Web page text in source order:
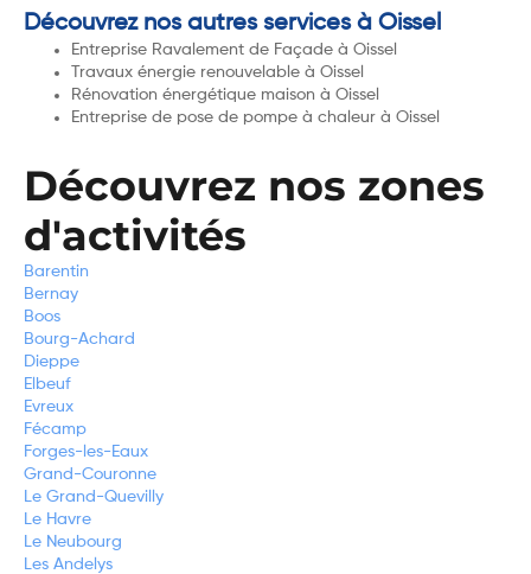
Découvrez nos autres services à Oissel
Entreprise Ravalement de Façade à Oissel
Travaux énergie renouvelable à Oissel
Rénovation énergétique maison à Oissel
Entreprise de pose de pompe à chaleur à Oissel
Découvrez nos zones
d'activités
Barentin
Bernay
Boos
Bourg-Achard
Dieppe
Elbeuf
Evreux
Fécamp
Forges-les-Eaux
Grand-Couronne
Le Grand-Quevilly
Le Havre
Le Neubourg
Les Andelys